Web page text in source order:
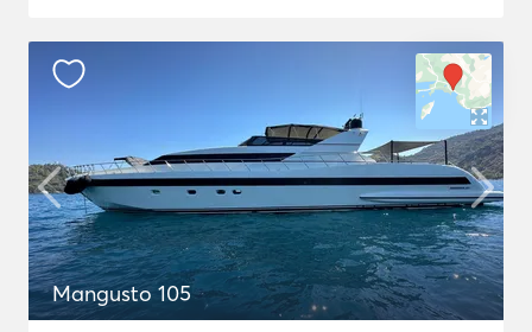
Mangusto 105